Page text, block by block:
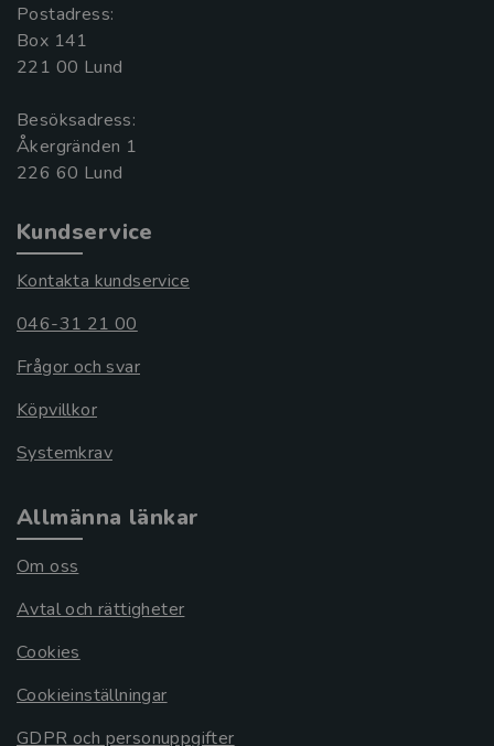
Postadress:
Box 141
221 00 Lund
Besöksadress:
Åkergränden 1
Kundservice
Kontakta kundservice
046-31 21 00
Frågor och svar
Köpvillkor
Systemkrav
Allmänna länkar
Om oss
Avtal och rättigheter
Cookies
Cookieinställningar
GDPR och personuppgifter